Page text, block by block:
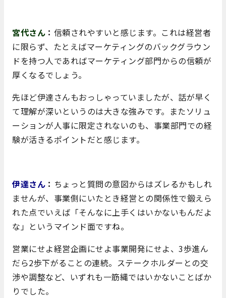
宮代さん ： 信頼されやすいと感じます。これは経営者
に限らず、たとえばマーケティングのバックグラウン
ドを持つ人であればマーケティング部門からの信頼が
厚くなるでしょう。
先ほど伊達さんもおっしゃっていましたが、話が早く
て理解が深いというのは大きな強みです。またソリュ
ーションが人事に限定されないのも、事業部門での経
験が活きるポイントだと感じます。
伊達さん ： ちょっと質問の意図からはズレるかもしれ
ませんが、事業側にいたとき経営との関係性で鍛えら
れた点でいえば「そんなに上手くはいかないもんだよ
な」というマインド面ですね。
営業にせよ経営企画にせよ事業開発にせよ、3歩進ん
だら2歩下がることの連続。ステークホルダーとの交
渉や調整など、いずれも一筋縄ではいかないことばか
りでした。